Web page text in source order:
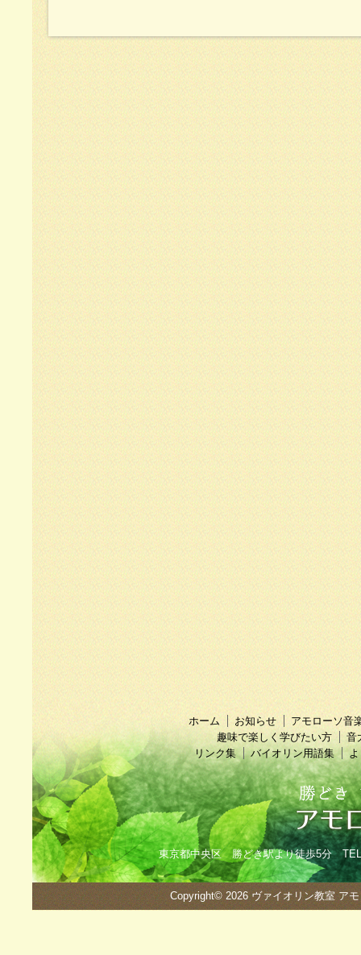
ホーム お知らせ
アモローソ音
趣味で楽しく学びたい方
音
リンク集
バイオリン用語集
東京都中央区 勝どき駅より徒歩5分
Copyright© 2026 ヴァイオリン教室 ア